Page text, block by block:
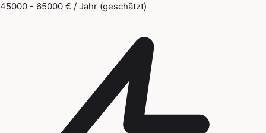
45000 - 65000 € / Jahr (geschätzt)